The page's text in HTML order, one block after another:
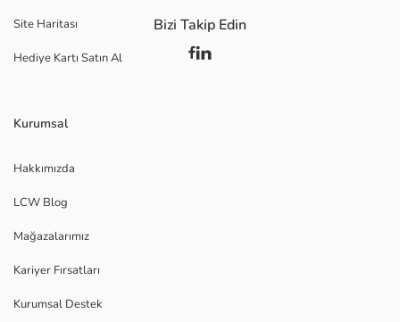
Site Haritası
Hediye Kartı Satın Al
Kurumsal
Hakkımızda
LCW Blog
Mağazalarımız
Kariyer Fırsatları
Kurumsal Destek
Bizi Takip Edin